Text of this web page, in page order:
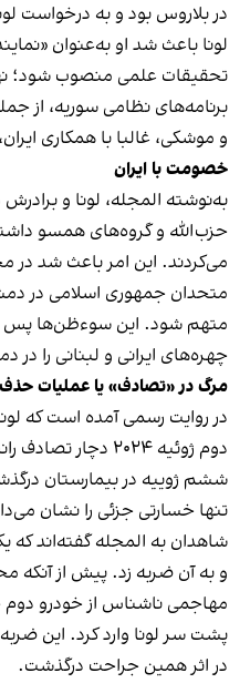
در بلاروس بود و به درخواست
لونا باعث شد او به‌عنوان
تحقیقات علمی منصوب شود؛
برنامه‌های نظامی سوریه، از
و موشکی، غالبا با همکاری
خصومت با ایران
به‌نوشته المجله، لونا و
حزب‌الله و گروه‌های همسو
می‌کردند. این امر باعث شد
متحدان جمهوری اسلامی در
متهم شود. این سوءظن‌ها پس
چهره‌های ایرانی و لبنانی را
مرگ در «تصادف» یا عملیات
در روایت رسمی آمده است که
دوم ژوئیه ۲۰۲۴
ششم ژوییه در بیمارستان
تنها خسارتی جزئی را نشان
شاهدان به المجله گفته‌اند که
و به آن ضربه زد. پیش از آنکه
مهاجمی ناشناس از خودرو
پشت سر لونا وارد کرد. این
در اثر همین جراحت درگذشت.